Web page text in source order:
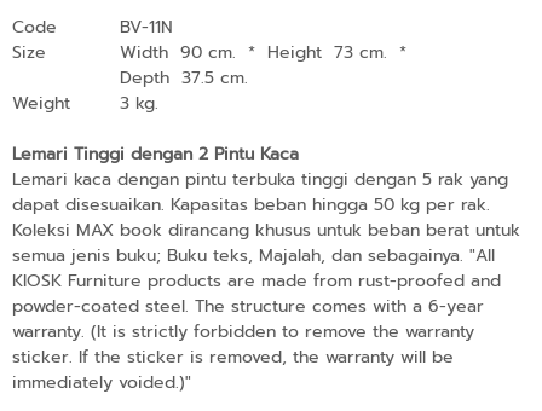
Code
BV-11N
Size
Width 90 cm. * Height 73 cm. *
Depth 37.5 cm.
Weight
3 kg.
Lemari Tinggi dengan 2 Pintu Kaca
Lemari kaca dengan pintu terbuka tinggi dengan 5 rak yang
dapat disesuaikan. Kapasitas beban hingga 50 kg per rak.
Koleksi MAX book dirancang khusus untuk beban berat untuk
semua jenis buku; Buku teks, Majalah, dan sebagainya. "All
KIOSK Furniture products are made from rust-proofed and
powder-coated steel. The structure comes with a 6-year
warranty. (It is strictly forbidden to remove the warranty
sticker. If the sticker is removed, the warranty will be
immediately voided.)"